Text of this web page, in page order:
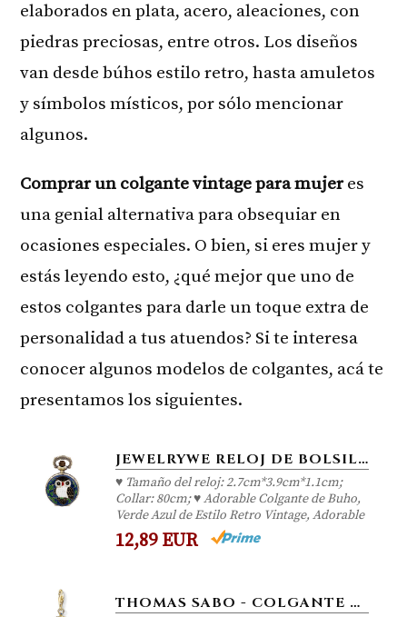
elaborados en plata, acero, aleaciones, con
piedras preciosas, entre otros. Los diseños
van desde búhos estilo retro, hasta amuletos
y símbolos místicos, por sólo mencionar
algunos.
Comprar un colgante vintage para mujeres
una genial alternativa para obsequiar en
ocasiones especiales. O bien, si eres mujer y
estás leyendo esto, ¿qué mejor que uno de
estos colgantes para darle un toque extra de
personalidad a tus atuendos? Si te interesa
conocer algunos modelos de colgantes, acá te
presentamos los siguientes.
JEWELRYWE RELOJ DE BOLSILLO PEQUEÑO COLGANTE DE BUHO ADORABLE, RELOJ CUARZO DE COLOR BRONCE, NIÑO NIÑA RETRO VINTAGE...
♥ Tamaño del reloj: 2.7cm*3.9cm*1.1cm;
Collar: 80cm; ♥ Adorable Colgante de Buho,
Verde Azul de Estilo Retro Vintage, Adorable
12,89 EUR
THOMAS SABO - COLGANTE DE MUJER "BRÚJULA VINTAGE CHARM CLUB', PLATA DE LEY 925, BAÑO DE ORO AMARILLO DE 18 QUILATES,...